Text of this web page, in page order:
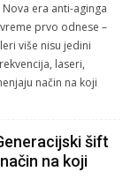
era anti-aginga
prvo odnese –
više nisu jedini
laseri,
način na koji
šift
na koji